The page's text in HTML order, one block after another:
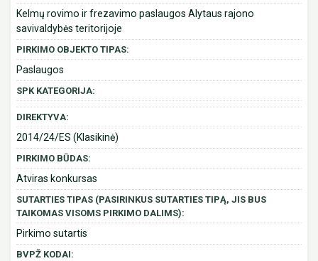
Kelmų rovimo ir frezavimo paslaugos Alytaus rajono
savivaldybės teritorijoje
PIRKIMO OBJEKTO TIPAS:
Paslaugos
SPK KATEGORIJA:
DIREKTYVA:
2014/24/ES (Klasikinė)
PIRKIMO BŪDAS:
Atviras konkursas
SUTARTIES TIPAS (PASIRINKUS SUTARTIES TIPĄ, JIS BUS
TAIKOMAS VISOMS PIRKIMO DALIMS):
Pirkimo sutartis
BVPŽ KODAI: